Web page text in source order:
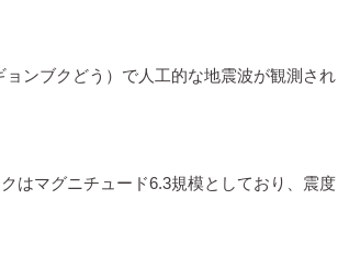
ンブクどう）で人工的な地震波が観測され
はマグニチュード6.3規模としており、震度